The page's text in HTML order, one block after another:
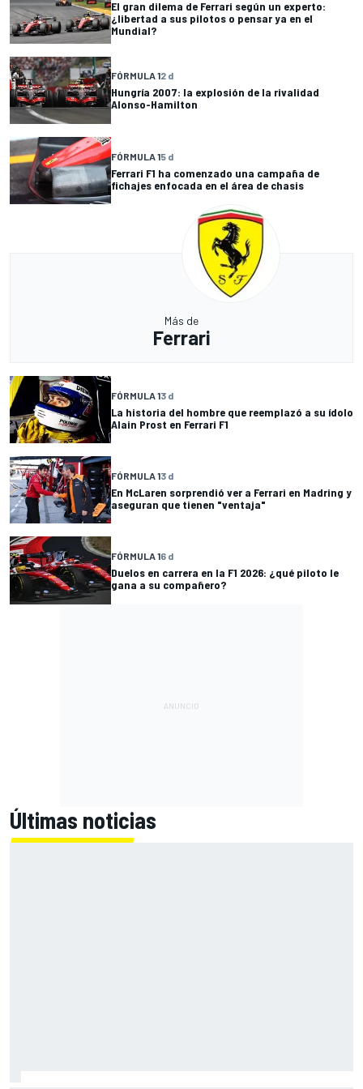
El gran dilema de Ferrari según un experto:
¿libertad a sus pilotos o pensar ya en el
Mundial?
FÓRMULA 12 d
Hungría 2007: la explosión de la rivalidad
Alonso-Hamilton
FÓRMULA 15 d
Ferrari F1 ha comenzado una campaña de
fichajes enfocada en el área de chasis
Más de
Ferrari
FÓRMULA 13 d
La historia del hombre que reemplazó a su ídolo
Alain Prost en Ferrari F1
FÓRMULA 13 d
En McLaren sorprendió ver a Ferrari en Madring y
aseguran que tienen "ventaja"
FÓRMULA 16 d
Duelos en carrera en la F1 2026: ¿qué piloto le
gana a su compañero?
Últimas noticias